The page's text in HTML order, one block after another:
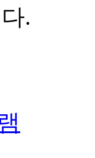
.